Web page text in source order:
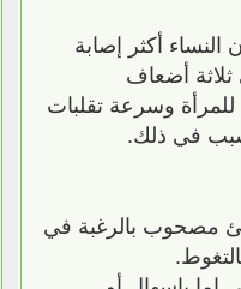
أكثر إصابة
أضعاف
وسرعة تقلبات
سبب في ذلك.
مصحوب بالرغبة في